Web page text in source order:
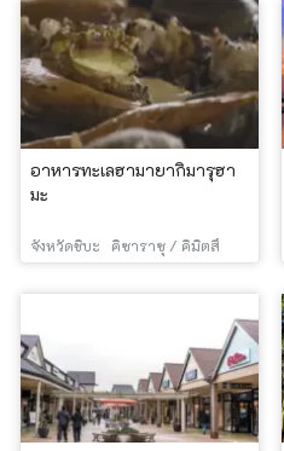
อาหารทะเลฮามายากิมารุฮา
มะ
จังหวัดชิบะ คิซาราซุ / คิมิตสึ